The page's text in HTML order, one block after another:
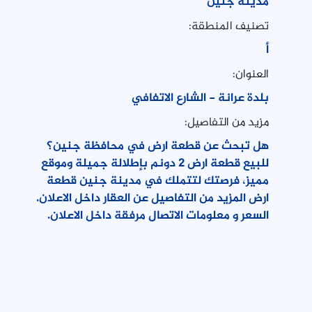
تصنيف المنطقة:
أ
العنوان:
بلدة عرانة - الشارع الاتفافي
مزيد من التفاصيل:
هل تبحث عن قطعة ارض في محافظة جنين؟
للبيع قطعة ارض 2 دونم بإطلالة جميلة وموقع
مميز، فرصتك لتتملك في مدينة جنين قطعة
ارض المزيد من التفاصيل عن العقار داخل الاعلان.
السعر و معلومات الاتصال مرفقة داخل الاعلان.